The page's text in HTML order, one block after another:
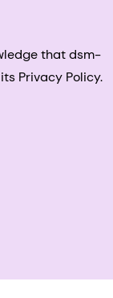
that dsm-
Privacy Policy.